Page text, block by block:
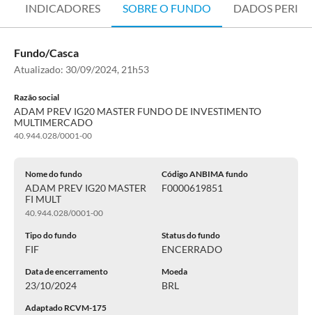
INDICADORES SOBRE O FUNDO DADOS
Fundo/Casca
Atualizado: 30/09/2024, 21h53
Razão social
ADAM PREV IG20 MASTER FUNDO DE INVESTIMENTO
MULTIMERCADO
40.944.028/0001-00
Nome do fundo
ADAM PREV IG20 MASTER
FI MULT
40.944.028/0001-00
Código ANBIMA fundo
F0000619851
Tipo do fundo
FIF
Status do fundo
ENCERRADO
Data de encerramento
23/10/2024
Moeda
BRL
Adaptado RCVM-175